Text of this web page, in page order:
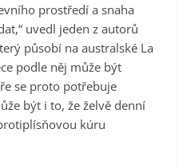
prostředí a snaha
uvedl jeden z autorů
působí na australské La
podle něj může být
se proto potřebuje
být i to, že želvě denní
kúru